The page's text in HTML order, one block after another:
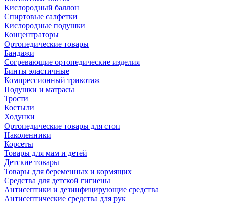
Кислородный баллон
Спиртовые салфетки
Кислородные подушки
Концентраторы
Ортопедические товары
Бандажи
Согревающие ортопедические изделия
Бинты эластичные
Компрессионный трикотаж
Подушки и матрасы
Трости
Костыли
Ходунки
Ортопедические товары для стоп
Наколенники
Корсеты
Товары для мам и детей
Детские товары
Товары для беременных и кормящих
Средства для детской гигиены
Антисептики и дезинфицирующие средства
Антисептические средства для рук